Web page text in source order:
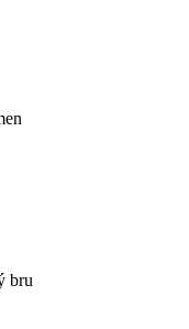
bru